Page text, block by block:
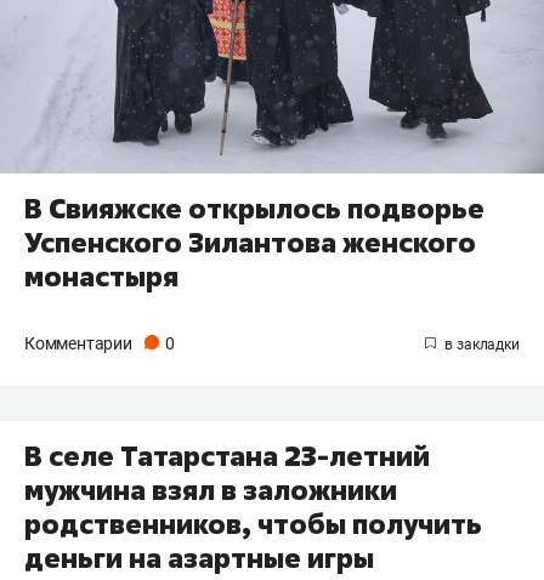
В Свияжске открылось подворье
Успенского Зилантова женского
монастыря
Комментарии 0
В селе Татарстана 23-летний
мужчина взял в заложники
родственников, чтобы получить
деньги на азартные игры